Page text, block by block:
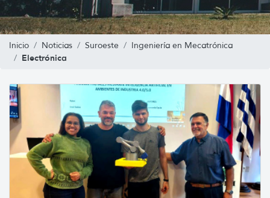
Inicio Noticias Suroeste Ingeniería en Mecatrónica
Electrónica